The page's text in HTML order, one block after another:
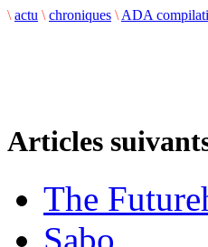
\ actu \ chroniques \ ADA
Articles
The